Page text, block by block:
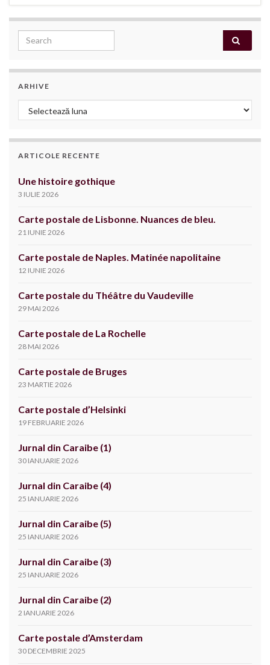
Search for:
ARHIVE
Arhive
ARTICOLE RECENTE
Une histoire gothique
3 IULIE 2026
Carte postale de Lisbonne. Nuances de bleu.
21 IUNIE 2026
Carte postale de Naples. Matinée napolitaine
12 IUNIE 2026
Carte postale du Théâtre du Vaudeville
29 MAI 2026
Carte postale de La Rochelle
28 MAI 2026
Carte postale de Bruges
23 MARTIE 2026
Carte postale d’Helsinki
19 FEBRUARIE 2026
Jurnal din Caraibe (1)
30 IANUARIE 2026
Jurnal din Caraibe (4)
25 IANUARIE 2026
Jurnal din Caraibe (5)
25 IANUARIE 2026
Jurnal din Caraibe (3)
25 IANUARIE 2026
Jurnal din Caraibe (2)
2 IANUARIE 2026
Carte postale d’Amsterdam
30 DECEMBRIE 2025